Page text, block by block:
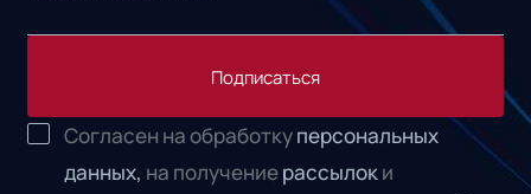
Подписаться
Согласен на обработкуперсональных
данных, на получениерассылоки